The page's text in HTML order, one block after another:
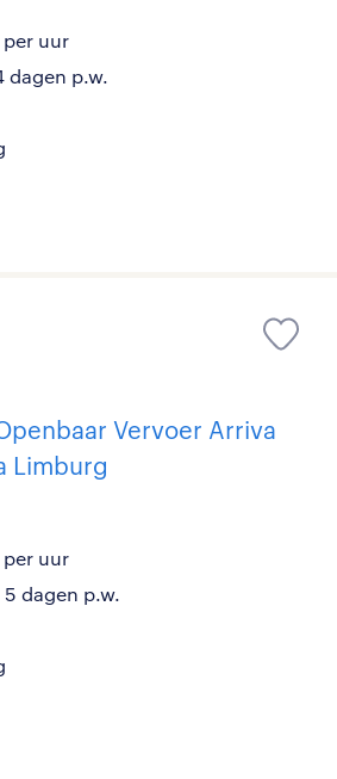
per uur
dagen p.w.
Vervoer Arriva
Limburg
per uur
5 dagen p.w.